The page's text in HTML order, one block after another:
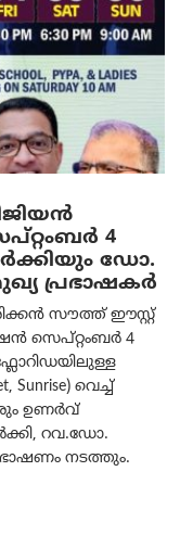
4
ഡോ.
പ്രഭാഷകർ
സൗത്ത് ഈസ്റ്റ്
സെപ്റ്റംബർ 4
Sunrise) വെച്ച്
ഉണർവ്
റവ.ഡോ.
നടത്തും.